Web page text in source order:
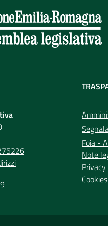
Foia -
Note
Cookies